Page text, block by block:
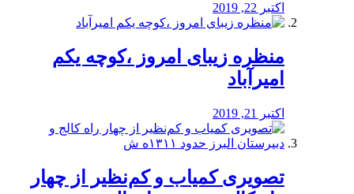
اکتبر 22, 2019
منظره‌‌ زیبای امروز ،کوچه یکم
امیرآباد
اکتبر 21, 2019
️تصویری کمیاب و کم‌نظیر از چهار